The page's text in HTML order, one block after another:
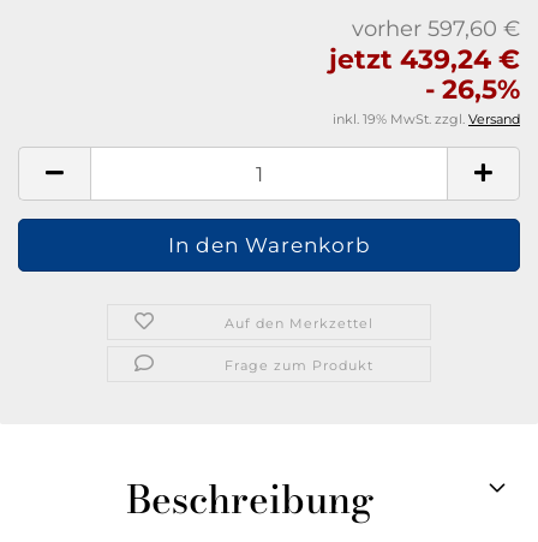
vorher 597,60 €
jetzt 439,24 €
- 26,5%
inkl. 19% MwSt. zzgl. Versand
Auf den Merkzettel
Frage zum Produkt
Beschreibung